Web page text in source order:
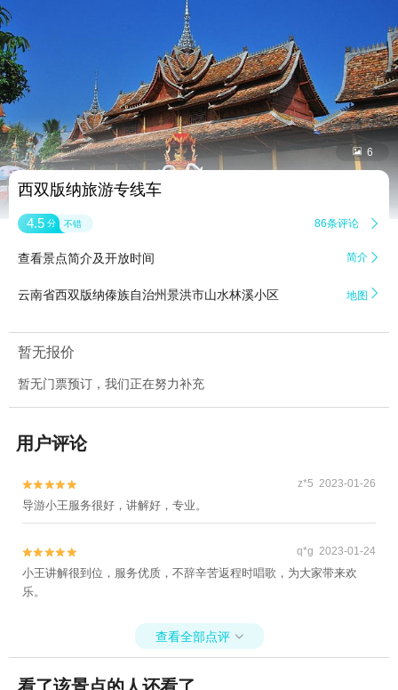
 6
西双版纳旅游专线车
4.5 分 不错 86条评论 
查看景点简介及开放时间 简介 
云南省西双版纳傣族自治州景洪市山水林溪小区 地图 
暂无报价
暂无门票预订，我们正在努力补充
用户评论

 z*5 2023-01-26
导游小王服务很好，讲解好，专业。

 q*g 2023-01-24
小王讲解很到位，服务优质，不辞辛苦返程时唱歌，为大家带来欢
乐。
查看全部点评 